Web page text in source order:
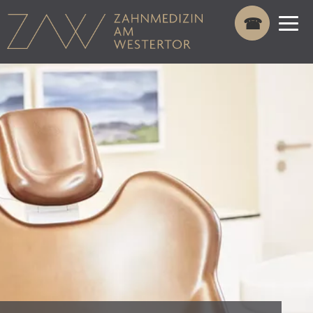
☎ ×
TEL 02371 788 682-0
TERMINE ONLINE BUCHEN
WILLKOMMEN
DANIEL HESSE
PRAXIS
KONTAKT